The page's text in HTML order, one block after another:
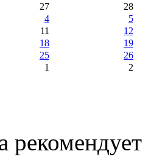
27
28
4
5
11
12
18
19
25
26
1 2
рекомендует